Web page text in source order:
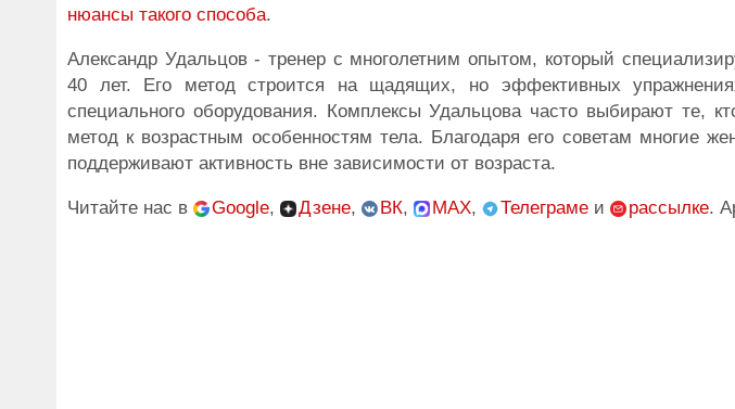
нюансы такого способа.
Александр Удальцов - тренер с многолетним опытом, который
40 лет. Его метод строится на щадящих, но эффективных
специального оборудования. Комплексы Удальцова часто выбирают те,
метод к возрастным особенностям тела. Благодаря его советам многие
поддерживают активность вне зависимости от возраста.
Читайте нас в Google, Дзене, ВК, MAX, Телеграме и рассылке.